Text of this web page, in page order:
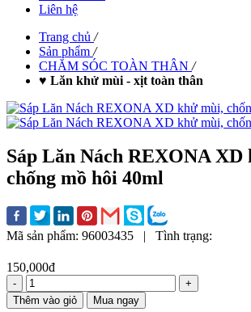
Liên hệ
Trang chủ /
Sản phẩm /
CHĂM SÓC TOÀN THÂN /
♥ Lăn khử mùi - xịt toàn thân
Sáp Lăn Nách REXONA XD
chống mồ hôi 40ml
Mã sản phẩm: 96003435 | Tình trạng:
150,000đ
-
+
Thêm vào giỏ
Mua ngay